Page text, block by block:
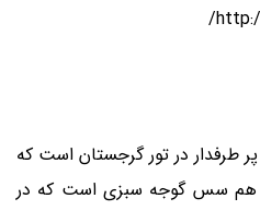
طرفدار در تور گرجستان است که
هم سس گوجه سبزی است که در